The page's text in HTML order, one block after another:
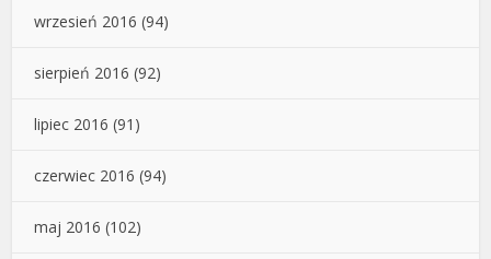
wrzesień 2016 (94)
sierpień 2016 (92)
lipiec 2016 (91)
czerwiec 2016 (94)
maj 2016 (102)